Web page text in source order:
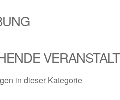
in dieser Kategorie